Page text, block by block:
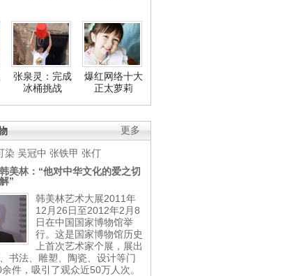
张泉灵：完成
冰桶挑战
爆红网络十大
正太萝莉
更多
染 吴冠中 张铁甲 张仃
美林：“他对中华文化的爱之切
”
韩美林艺术大展2011年
12月26日至2012年2月8
日在中国国家博物馆举
行。这是国家博物馆历史
上首次艺术家个展，展出
书法、雕塑、陶瓷、设计等门
件，吸引了观众近50万人次。